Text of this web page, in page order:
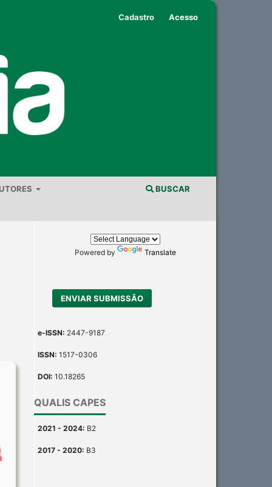
BUSCAR
Cadastro Acesso
Powered by Translate
ENVIAR SUBMISSÃO
e-ISSN: 2447-9187
ISSN: 1517-0306
DOI: 10.18265
QUALIS CAPES
2021 - 2024: B2
2017 - 2020: B3